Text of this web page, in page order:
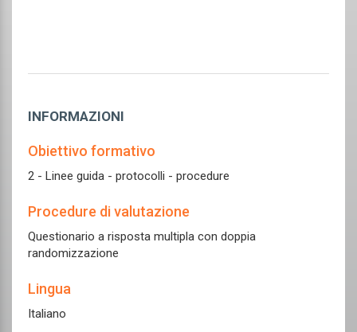
INFORMAZIONI
Obiettivo formativo
2 - Linee guida - protocolli - procedure
Procedure di valutazione
Questionario a risposta multipla con doppia
randomizzazione
Lingua
Italiano